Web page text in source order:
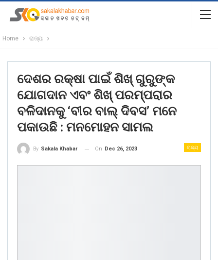
Home ରାଜ୍ୟ
ଦେଶର ରକ୍ଷା ପାଇଁ ଶିଖ୍ ଗୁରୁଙ୍କ
ଯୋଗଦାନ ଏବଂ ଶିଖ୍ ପରମ୍ପରାର
ବଳିଦାନକୁ ‘ବୀର ବାଲ୍ ଦିବସ’ ମନେ
ପକାଉଛି : ମନମୋହନ ସାମଲ
ରାଜ୍ୟ
By Sakala Khabar On Dec 26, 2023